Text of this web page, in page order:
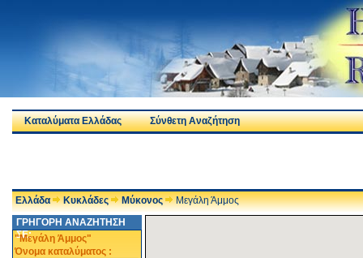
Καταλύματα Ελλάδας Σύνθετη Αναζήτηση
Ελλάδα Κυκλάδες Μύκονος
Μεγάλη Άμμος
ΓΡΗΓΟΡΗ ΑΝΑΖΗΤΗΣΗ
ΣΕ:
"Μεγάλη Άμμος"
Όνομα καταλύματος :